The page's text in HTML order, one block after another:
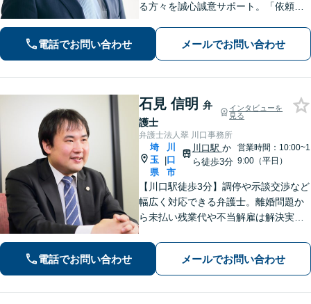
る方々を誠心誠意サポート。「依頼者
女問題／借金問題／相続／企業法務／
刑事事件／交通事故／労働問題など、
電話でお問い合わせ メールでお問い合わせ
石見 信明 弁
護士
インタビューを
見る
弁護士法人翠 川口事務所
埼
玉
県
|
川
口
市
川口駅 か
ら徒歩3分
営業時間：10:00~1
9:00（平日）
【川口駅徒歩3分】調停や示談交渉など
幅広く対応できる弁護士。離婚問題か
ら未払い残業代や不当解雇は解決実績
分の初回無料相談】労働問題委員会に
所属する弁護士です。お気軽にご相談
ください。
電話でお問い合わせ メールでお問い合わせ